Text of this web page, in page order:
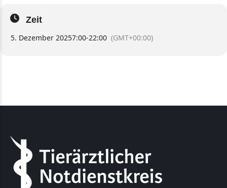
Zeit
5. Dezember 20257:00-22:00 (GMT+00:00)